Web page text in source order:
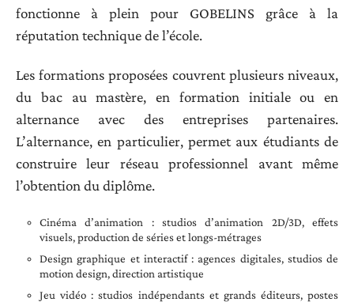
fonctionne à plein pour GOBELINS grâce à la
réputation technique de l’école.
Les formations proposées couvrent plusieurs niveaux,
du bac au mastère, en formation initiale ou en
alternance avec des entreprises partenaires.
L’alternance, en particulier, permet aux étudiants de
construire leur réseau professionnel avant même
l’obtention du diplôme.
Cinéma d’animation : studios d’animation 2D/3D, effets
visuels, production de séries et longs-métrages
Design graphique et interactif : agences digitales, studios de
motion design, direction artistique
Jeu vidéo : studios indépendants et grands éditeurs, postes